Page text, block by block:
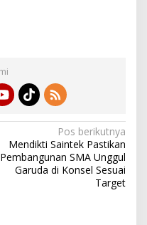
Pos berikutnya
Mendikti Saintek Pastikan
Pembangunan SMA Unggul
Garuda di Konsel Sesuai
Target